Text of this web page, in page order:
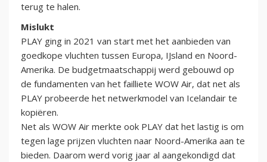
terug te halen.
Mislukt
PLAY ging in 2021 van start met het aanbieden van
goedkope vluchten tussen Europa, IJsland en Noord-
Amerika. De budgetmaatschappij werd gebouwd op
de fundamenten van het failliete WOW Air, dat net als
PLAY probeerde het netwerkmodel van Icelandair te
kopiëren.
Net als WOW Air merkte ook PLAY dat het lastig is om
tegen lage prijzen vluchten naar Noord-Amerika aan te
bieden. Daarom werd vorig jaar al aangekondigd dat